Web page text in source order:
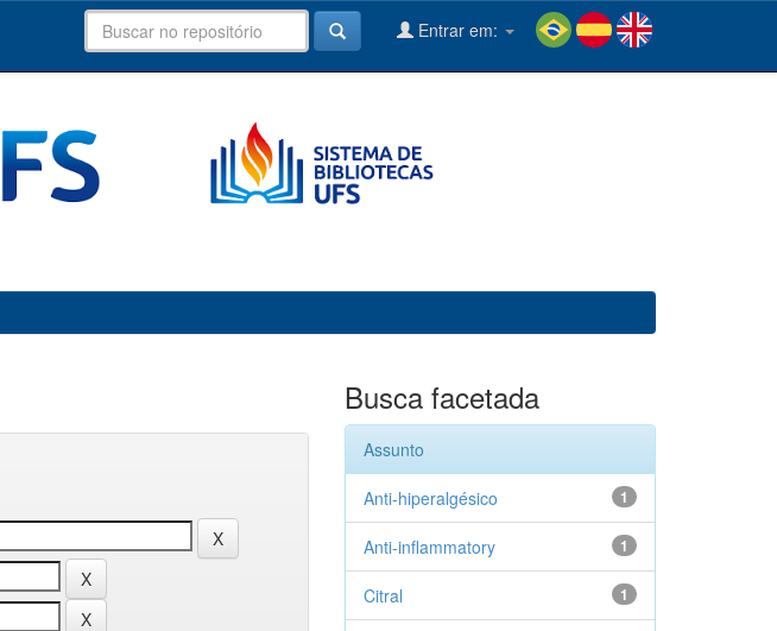
Entrar em:
Busca facetada
Assunto
1
Anti-hiperalgésico
1
Anti-inflammatory
1
Citral